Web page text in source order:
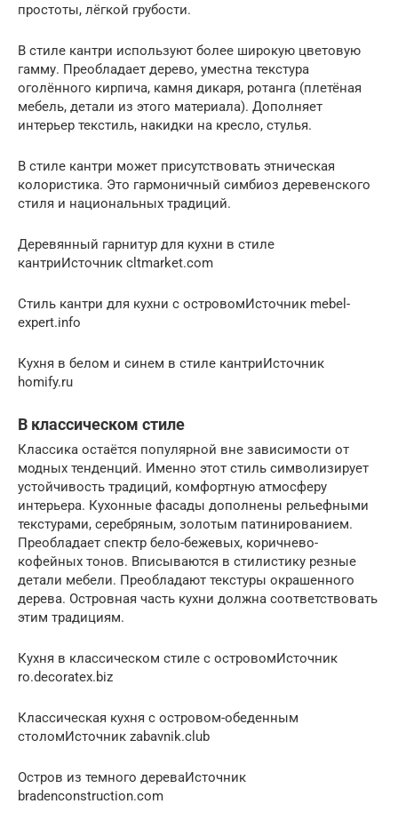
простоты, лёгкой грубости.
В стиле кантри используют более широкую цветовую
гамму. Преобладает дерево, уместна текстура
оголённого кирпича, камня дикаря, ротанга (плетёная
мебель, детали из этого материала). Дополняет
интерьер текстиль, накидки на кресло, стулья.
В стиле кантри может присутствовать этническая
колористика. Это гармоничный симбиоз деревенского
стиля и национальных традиций.
Деревянный гарнитур для кухни в стиле
кантриИсточник cltmarket.com
Стиль кантри для кухни с островомИсточник mebel-
expert.info
Кухня в белом и синем в стиле кантриИсточник
homify.ru
В классическом стиле
Классика остаётся популярной вне зависимости от
модных тенденций. Именно этот стиль символизирует
устойчивость традиций, комфортную атмосферу
интерьера. Кухонные фасады дополнены рельефными
текстурами, серебряным, золотым патинированием.
Преобладает спектр бело-бежевых, коричнево-
кофейных тонов. Вписываются в стилистику резные
детали мебели. Преобладают текстуры окрашенного
дерева. Островная часть кухни должна соответствовать
этим традициям.
Кухня в классическом стиле с островомИсточник
ro.decoratex.biz
Классическая кухня с островом-обеденным
столомИсточник zabavnik.club
Остров из темного дереваИсточник
bradenconstruction.com